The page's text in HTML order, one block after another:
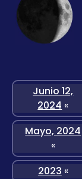
Junio 12,
2024 «
Mayo, 2024
«
2023 «